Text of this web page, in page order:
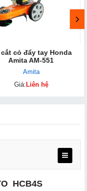
cắt cỏ đẩy tay Honda
Amita AM-551
Amita
Giá: Liên hệ
HCB4S